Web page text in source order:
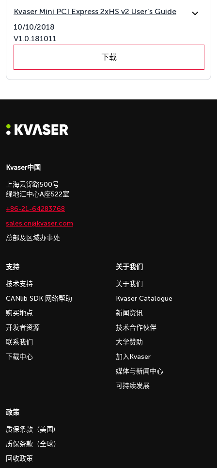
Kvaser Mini PCI Express 2xHS v2 User's Guide
10/10/2018
V1.0.181011
下载
Kvaser中国
上海云锦路500号
绿地汇中心A座522室
+86-21-64283768
sales.cn@kvaser.com
总部及区域办事处
支持
技术支持
CANlib SDK 网络帮助
购买地点
开发者资源
联系我们
下载中心
关于我们
关于我们
Kvaser Catalogue
新闻资讯
技术合作伙伴
大学赞助
加入Kvaser
媒体与新闻中心
可持续发展
政策
质保条款（美国)
质保条款（全球）
回收政策